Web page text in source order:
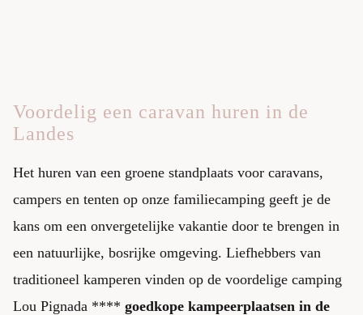
Voordelig een caravan huren in de
Landes
Het huren van een groene standplaats voor caravans,
campers en tenten op onze familiecamping geeft je de
kans om een onvergetelijke vakantie door te brengen in
een natuurlijke, bosrijke omgeving. Liefhebbers van
traditioneel kamperen vinden op de voordelige camping
Lou Pignada **** goedkope kampeerplaatsen in de